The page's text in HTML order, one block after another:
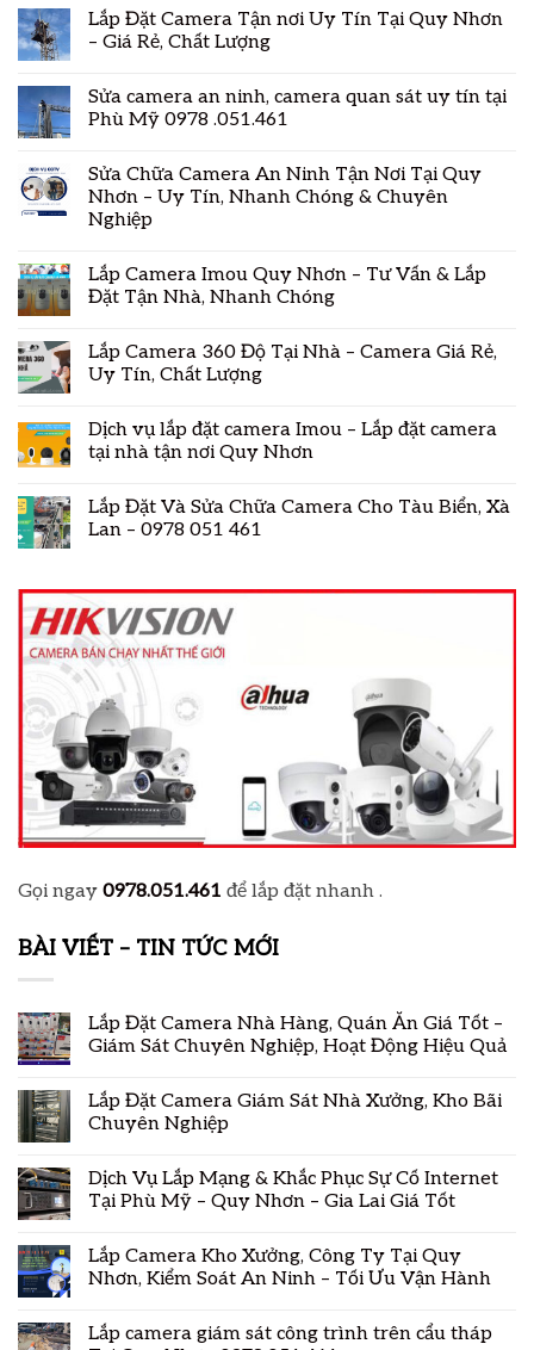
Lắp Đặt Camera Tận nơi Uy Tín Tại Quy Nhơn
– Giá Rẻ, Chất Lượng
Sửa camera an ninh, camera quan sát uy tín tại
Phù Mỹ 0978 .051.461
Sửa Chữa Camera An Ninh Tận Nơi Tại Quy
Nhơn – Uy Tín, Nhanh Chóng & Chuyên
Nghiệp
Lắp Camera Imou Quy Nhơn – Tư Vấn & Lắp
Đặt Tận Nhà, Nhanh Chóng
Lắp Camera 360 Độ Tại Nhà – Camera Giá Rẻ,
Uy Tín, Chất Lượng
Dịch vụ lắp đặt camera Imou – Lắp đặt camera
tại nhà tận nơi Quy Nhơn
Lắp Đặt Và Sửa Chữa Camera Cho Tàu Biển, Xà
Lan – 0978 051 461
Gọi ngay 0978.051.461 để lắp đặt nhanh .
BÀI VIẾT – TIN TỨC MỚI
Lắp Đặt Camera Nhà Hàng, Quán Ăn Giá Tốt –
Giám Sát Chuyên Nghiệp, Hoạt Động Hiệu Quả
Lắp Đặt Camera Giám Sát Nhà Xưởng, Kho Bãi
Chuyên Nghiệp
Dịch Vụ Lắp Mạng & Khắc Phục Sự Cố Internet
Tại Phù Mỹ – Quy Nhơn – Gia Lai Giá Tốt
Lắp Camera Kho Xưởng, Công Ty Tại Quy
Nhơn, Kiểm Soát An Ninh – Tối Ưu Vận Hành
Lắp camera giám sát công trình trên cẩu tháp